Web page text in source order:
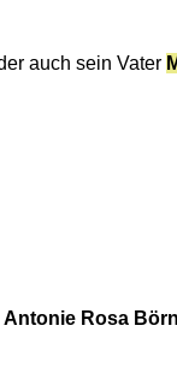
auch sein Vater
Antonie Rosa